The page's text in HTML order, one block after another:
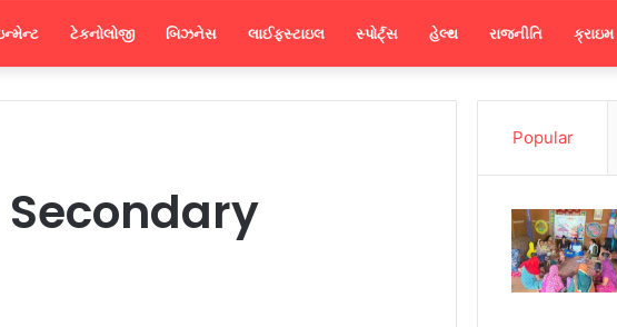
ટેકનોલોજી બિઝનેસ લાઈફસ્ટાઇલ સ્પોર્ટ્સ હેલ્થ રાજનીતિ ક્રાઇમ
Popular